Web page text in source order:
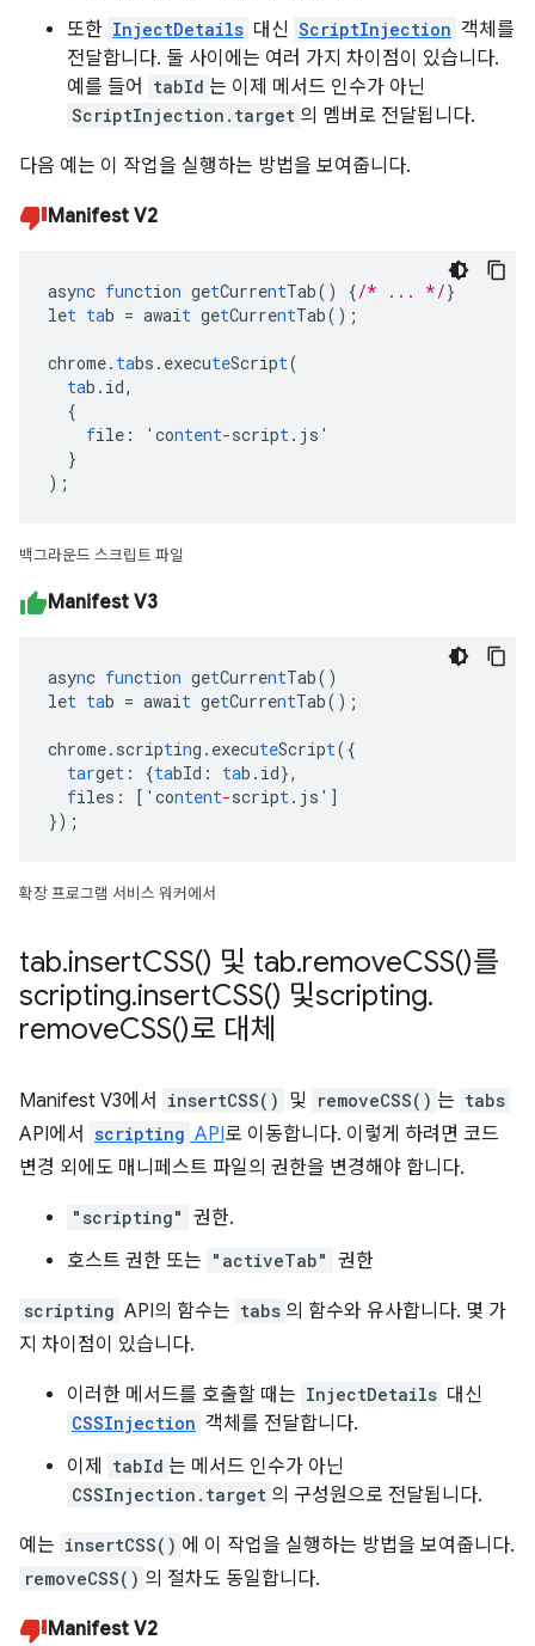
또한 InjectDetails 대신 ScriptInjection 객체를
전달합니다. 둘 사이에는 여러 가지 차이점이 있습니다.
예를 들어
tabId 는 이제 메서드 인수가 아닌
ScriptInjection.target 의 멤버로 전달됩니다.
다음 예는 이 작업을 실행하는 방법을 보여줍니다.
Manifest V2
async function getCurrentTab() {/* ... */}
let tab = await getCurrentTab();
chrome. tabs.executeScript(
tab.id,
{
file : 'content-script.js'
}
);
백그라운드 스크립트 파일
Manifest V3
async function getCurrentTab()
let tab = await getCurrentTab();
chrome.scripting.executeScript({
target : {tabId : tab.id},
files : [ 'content-script.js' ]
});
확장 프로그램 서비스 워커에서
tab.insertCSS() 및 tab.removeCSS()를
scripting.insertCSS() 및scripting.
removeCSS()로 대체
Manifest V3에서 insertCSS() 및 removeCSS() 는 tabs
API에서 scripting API로 이동합니다. 이렇게 하려면 코드
변경 외에도 매니페스트 파일의 권한을 변경해야 합니다.
"scripting" 권한.
호스트 권한 또는 "activeTab" 권한
scripting API의 함수는 tabs 의 함수와 유사합니다. 몇 가
지 차이점이 있습니다.
이러한 메서드를 호출할 때는 InjectDetails 대신
CSSInjection 객체를 전달합니다.
이제
tabId 는 메서드 인수가 아닌
CSSInjection.target 의 구성원으로 전달됩니다.
예는 insertCSS() 에 이 작업을 실행하는 방법을 보여줍니다.
removeCSS() 의 절차도 동일합니다.
Manifest V2